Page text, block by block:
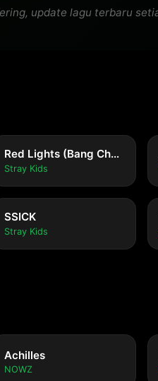
update lagu terbaru
Red Lights (Bang Chan, Hyunjin)
Stray Kids
SSICK
Stray Kids
Achilles
NOWZ